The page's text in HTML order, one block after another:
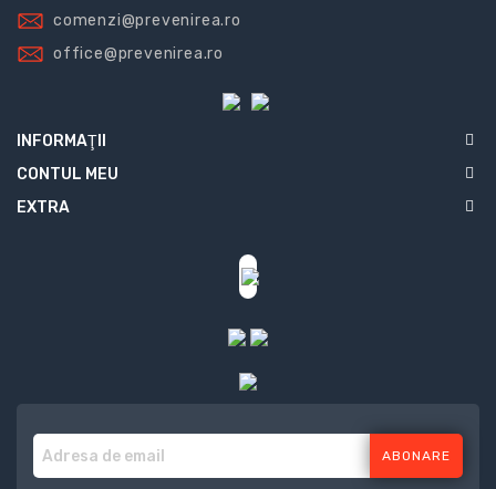
comenzi@prevenirea.ro
office@prevenirea.ro
INFORMAŢII
CONTUL MEU
EXTRA
ABONARE